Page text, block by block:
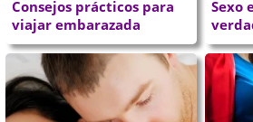
Consejos prácticos para
viajar embarazada
Sexo